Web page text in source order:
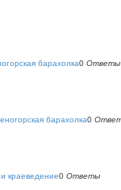
барахолка0 Ответы
барахолка0
краеведение0 Ответы